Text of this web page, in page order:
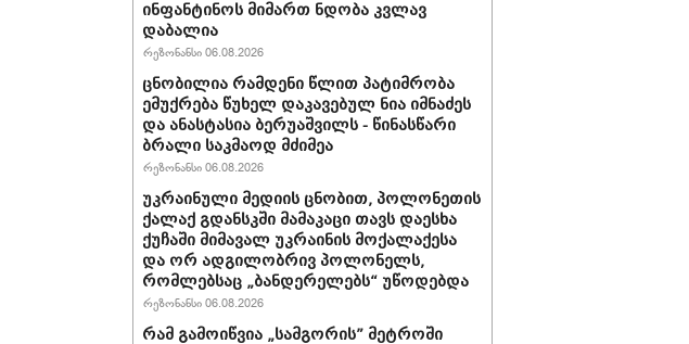
ინფანტინოს მიმართ ნდობა კვლავ
დაბალია
რეზონანსი 06.08.2026
ცნობილია რამდენი წლით პატიმრობა
ემუქრება წუხელ დაკავებულ ნია იმნაძეს
და ანასტასია ბერუაშვილს - წინასწარი
ბრალი საკმაოდ მძიმეა
რეზონანსი 06.08.2026
უკრაინული მედიის ცნობით, პოლონეთის
ქალაქ გდანსკში მამაკაცი თავს დაესხა
ქუჩაში მიმავალ უკრაინის მოქალაქესა
და ორ ადგილობრივ პოლონელს,
რომლებსაც „ბანდერელებს“ უწოდებდა
რეზონანსი 06.08.2026
რამ გამოიწვია „სამგორის” მეტროში